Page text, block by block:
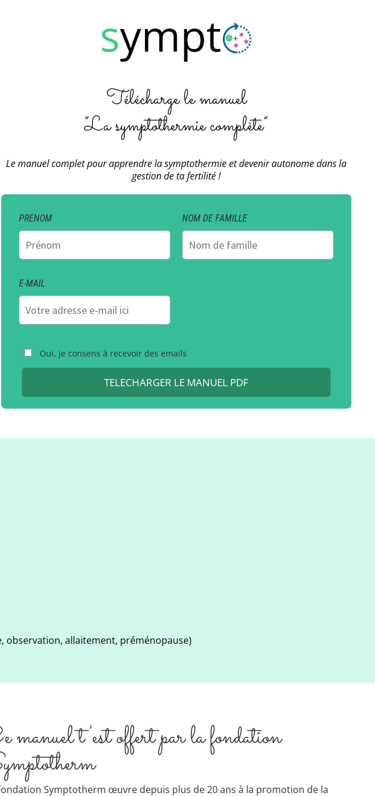
Télécharge le manuel
“La symptothermie complète”
Le manuel complet pour apprendre la symptothermie et devenir autonome dans la
gestion de ta fertilité !
PRENOM
E-MAIL
NOM DE FAMILLE
Oui, je consens à recevoir des emails
TELECHARGER LE MANUEL PDF
observation, allaitement, préménopause)
manuel t'est offert par la fondation
Symptotherm œuvre depuis plus de 20 ans à la promotion de la